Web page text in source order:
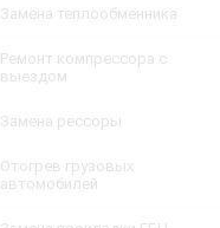
Замена теплообменника
Ремонт компрессора с
выездом
Замена рессоры
Отогрев грузовых
автомобилей